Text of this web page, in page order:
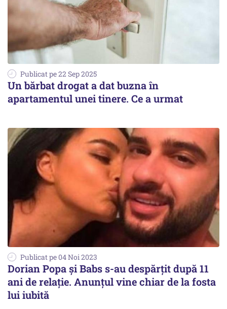
Publicat pe 22 Sep 2025
Un bărbat drogat a dat buzna în
apartamentul unei tinere. Ce a urmat
Publicat pe 04 Noi 2023
Dorian Popa și Babs s-au despărțit după 11
ani de relație. Anunțul vine chiar de la fosta
lui iubită